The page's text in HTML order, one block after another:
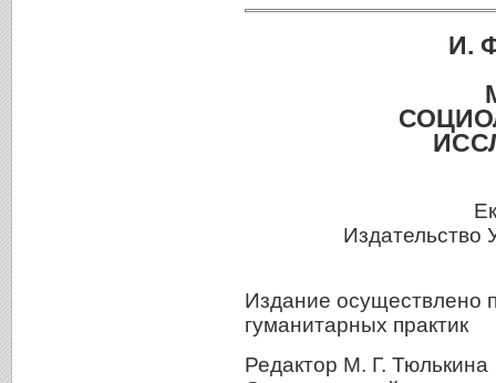
И.
Издательство
Издание осуществлено
гуманитарных практик
Редактор М. Г. Тюлькина